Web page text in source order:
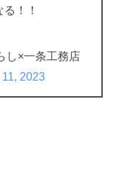
！！
し×一条工務店
2023